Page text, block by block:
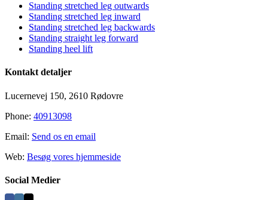
Standing stretched leg outwards
Standing stretched leg inward
Standing stretched leg backwards
Standing straight leg forward
Standing heel lift
Kontakt detaljer
Lucernevej 150, 2610 Rødovre
Phone: 40913098
Email: Send os en email
Web: Besøg vores hjemmeside
Social Medier